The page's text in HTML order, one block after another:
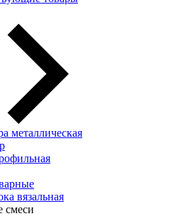
металлическая
вязальная
смеси